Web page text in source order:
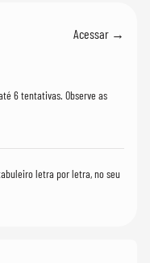
Acessar →
6 tentativas. Observe as
letra por letra, no seu